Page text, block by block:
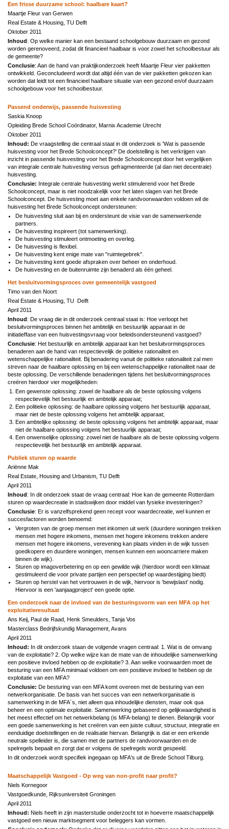
Een frisse duurzame school: haalbare kaart?
Maartje Fleur van Gerwen
Real Estate & Housing, TU Delft
Oktober 2011
Inhoud: Op welke manier kan een bestaand schoolgebouw duurzaam en gezond
worden gerenoveerd, zodat dit financieel haalbaar is voor zowel het schoolbestuur als
de gemeente?
Conclusie: Aan de hand van praktijkonderzoek heeft Maartje Fleur vier pakketten
ontwikkeld. Geconcludeerd wordt dat altijd één van de vier pakketten gekozen kan
worden dat leidt tot een financieel haalbare situatie van een gezond en/of duurzaam
schoolgebouw voor het schoolbestuur.
Passend onderwijs, passende huisvesting
Saskia Knoop
Opleiding Brede School Coördinator, Marnix Academie Utrecht
Oktober 2011
Inhoud: De vraagstelling die centraal staat in dit onderzoek is 'Wat is passende
huisvesting voor het Brede Schoolconcept?' De doelstelling is het verkrijgen van
inzicht in passende huisvesting voor het Brede Schoolconcept door het vergelijken
van integrale centrale huisvesting versus gefragmenteerde (al dan niet decentrale)
huisvesting.
Conclusie: Integrale centrale huisvesting werkt stimulerend voor het Brede
Schoolconcept, maar is niet noodzakelijk voor het laten slagen van het Brede
Schoolconcept. De huisvesting moet aan enkele randvoorwaarden voldoen wil de
huisvesting het Brede Schoolconcept ondersteunen:
De huisvesting sluit aan bij en ondersteunt de visie van de samenwerkende
partners.
De huisvesting inspireert (tot samenwerking).
De huisvesting stimuleert ontmoeting en overleg.
De huisvesting is flexibel.
De huisvesting kent enige mate van "ruimtegebrek".
De huisvesting kent goede afspraken over beheer en onderhoud.
De huisvesting en de buitenruimte zijn benaderd als één geheel.
Het besluitvormingsproces over gemeentelijk vastgoed
Timo van den Noort
Real Estate & Housing, TU Delft
April 2011
Inhoud: De vraag die in dit onderzoek centraal staat is: Hoe verloopt het
besluitvormingsproces binnen het ambtelijk en bestuurlijk apparaat in de
initiatieffase van een huisvestingsvraag voor beleidsondersteunend vastgoed?
Conclusie: Het bestuurlijk en ambtelijk apparaat kan het besluitvormingsproces
benaderen aan de hand van respectievelijk de politieke rationaliteit en
wetenschappelijke rationaliteit. Bij benadering vanuit de politieke rationaliteit zal men
streven naar de haalbare oplossing en bij een wetenschappelijke rationaliteit naar de
beste oplossing. De verschillende benaderingen tijdens het besluitvormingsproces
creëren hierdoor vier mogelijkheden:
Een gewenste oplossing: zowel de haalbare als de beste oplossing volgens
respectievelijk het bestuurlijk en ambtelijk apparaat;
Een politieke oplossing: de haalbare oplossing volgens het bestuurlijk apparaat,
maar niet de beste oplossing volgens het ambtelijk apparaat;
Een ambtelijke oplossing: de beste oplossing volgens het ambtelijk apparaat, maar
niet de haalbare oplossing volgens het bestuurlijk apparaat;
Een onwenselijke oplossing: zowel niet de haalbare als de beste oplossing volgens
respectievelijk het bestuurlijk en ambtelijk apparaat.
Publiek sturen op waarde
Ariënne Mak
Real Estate, Housing and Urbanism, TU Delft
April 2011
Inhoud: In dit onderzoek staat de vraag centraal: Hoe kan de gemeente Rotterdam
sturen op waardecreatie in stadswijken door middel van fysieke investeringen?
Conclusie: Er is vanzelfsprekend geen recept voor waardecreatie, wel kunnen er
succesfactoren worden benoemd:
Vergroten van de groep mensen met inkomen uit werk (duurdere woningen trekken
mensen met hogere inkomens, mensen met hogere inkomens trekken andere
mensen met hogere inkomens, verevening kan plaats vinden in de wijk tussen
goedkopere en duurdere woningen, mensen kunnen een wooncarriere maken
binnen de wijk).
Sturen op imagoverbetering en op een gewilde wijk (hierdoor wordt een klimaat
gestimuleerd die voor private partijen een perspectief op waardestijging biedt)
Sturen op herstel van het vertrouwen in de wijk, hiervoor is 'bewijslast' nodig.
Hiervoor is een 'aanjaagproject' een goede optie.
Een onderzoek naar de invloed van de besturingsvorm van een MFA op het
exploitatieresultaat
Ans Keij, Paul de Raad, Henk Smeulders, Tanja Vos
Masterclass Bedrijfskundig Management, Avans
April 2011
Inhoud: In dit onderzoek staan de volgende vragen centraal: 1. Wat is de omvang
van de exploitatie? 2. Op welke wijze kan de mate van de inhoudelijke samenwerking
een positieve invloed hebben op de exploitatie? 3. Aan welke voorwaarden moet de
besturing van een MFA minimaal voldoen om een positieve invloed te hebben op de
exploitatie van een MFA?
Conclusie: De besturing van een MFA komt overeen met de besturing van een
netwerkorganisatie. De basis van het succes van een netwerkorganisatie is
samenwerking in de MFA´s, niet alleen qua inhoudelijke diensten, maar ook qua
beheer en een optimale exploitatie. Samenwerking gebaseerd op gelijkwaardigheid is
het meest effectief om het netwerkbelang (is MFA-belang) te dienen. Belangrijk voor
een goede samenwerking is het creëren van een juiste cultuur, structuur, integratie en
eenduidige doelstellingen en de realisatie hiervan. Belangrijk is dat er een erkende
neutrale spelleider is, die samen met de partners de randvoorwaarden en de
spelregels bepaalt en zorgt dat er volgens de spelregels wordt gespeeld.
In dit onderzoek wordt specifiek ingegaan op MFA's uit de Brede School Tilburg.
Maatschappelijk Vastgoed - Op weg van non-profit naar profit?
Niels Kornegoor
Vastgoedkunde, Rijksuniversiteit Groningen
April 2011
Inhoud: Niels heeft in zijn masterstudie onderzocht tot in hoeverre maatschappelijk
vastgoed een nieuw marktsegment voor beleggers kan vormen.